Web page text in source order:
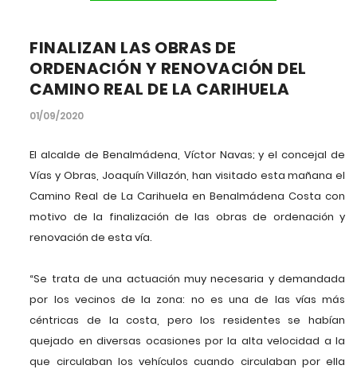
FINALIZAN LAS OBRAS DE
ORDENACIÓN Y RENOVACIÓN DEL
CAMINO REAL DE LA CARIHUELA
01/09/2020
El alcalde de Benalmádena, Víctor Navas; y el concejal de
Vías y Obras, Joaquín Villazón, han visitado esta mañana el
Camino Real de La Carihuela en Benalmádena Costa con
motivo de la finalización de las obras de ordenación y
renovación de esta vía.
“Se trata de una actuación muy necesaria y demandada
por los vecinos de la zona: no es una de las vías más
céntricas de la costa, pero los residentes se habían
quejado en diversas ocasiones por la alta velocidad a la
que circulaban los vehículos cuando circulaban por ella